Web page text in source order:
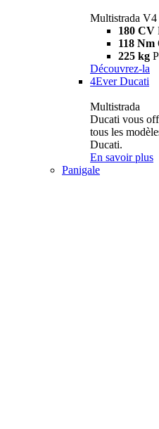
Multistrada V4
180 CV
118 Nm
225 kg
Découvrez-la
4Ever Ducati
Multistrada
Ducati vous
tous les
Ducati.
En savoir plus
Panigale